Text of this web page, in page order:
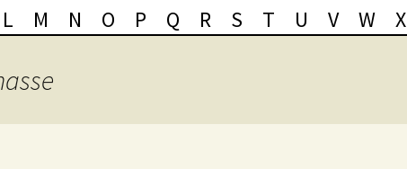
L M N O P Q R S T U V W X